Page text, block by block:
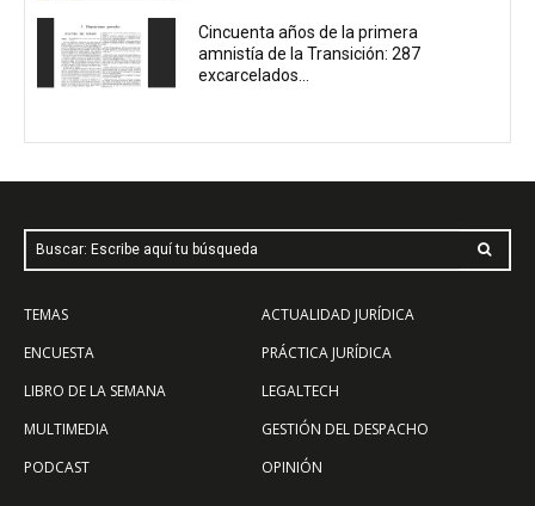
Cincuenta años de la primera
amnistía de la Transición: 287
excarcelados...
Buscar: Escribe aquí tu búsqueda
TEMAS
ENCUESTA
LIBRO DE LA SEMANA
MULTIMEDIA
PODCAST
ACTUALIDAD JURÍDICA
PRÁCTICA JURÍDICA
LEGALTECH
GESTIÓN DEL DESPACHO
OPINIÓN